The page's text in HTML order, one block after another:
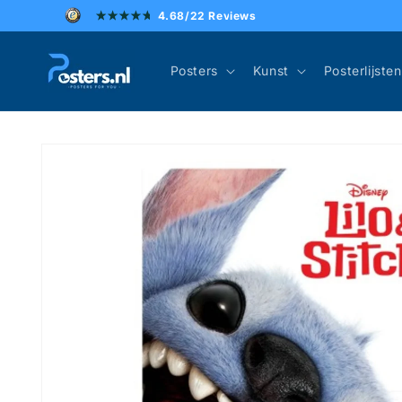
Meteen
naar de
content
4.68/22 Reviews
Posters Kunst Posterlijsten
productinformatie